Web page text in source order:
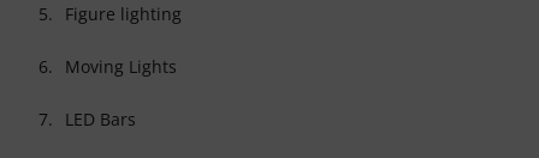
5. Figure lighting
6. Moving Lights
7. LED Bars